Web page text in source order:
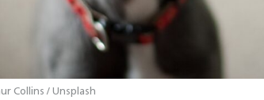
Collins / Unsplash